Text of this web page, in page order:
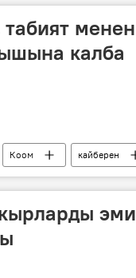
менен
калба
Коом кайберен
эми